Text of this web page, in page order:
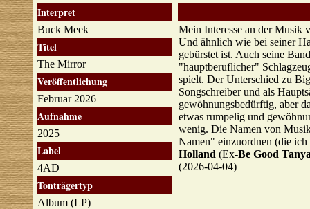
Interpret
Buck Meek
Titel
The Mirror
Veröffentlichung
Februar 2026
Aufnahme
2025
Label
4AD
Tonträgertyp
Album (LP)
Mein Interesse an der Musik
Und ähnlich wie bei seiner
gebürstet ist. Auch seine
"hauptberuflicher"
spielt. Der Unterschied zu
Songschreiber und als
gewöhnungsbedürftig, aber
etwas rumpelig und
wenig. Die Namen von
Namen" einzuordnen (die
Holland (Ex-Be Good
(2026-04-04)